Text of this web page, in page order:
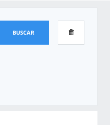
BUSCAR